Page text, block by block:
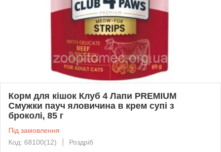
Корм для кішок Клуб 4 Лапи PREMIUM
Смужки пауч яловичина в крем супі з
броколі, 85 г
Під замовлення
Код: 68100(12)
Роздріб